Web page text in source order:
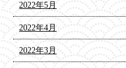
2022年5月
2022年4月
2022年3月